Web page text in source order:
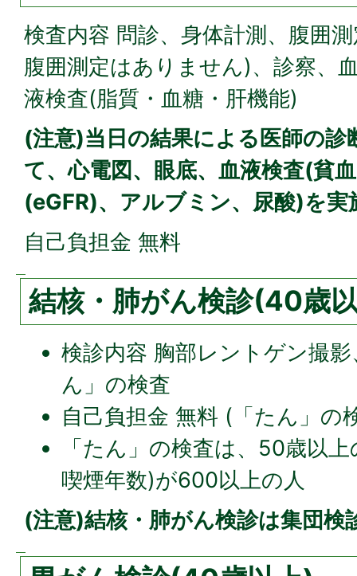
検査内容 問診、身体計測、腹囲
腹囲測定はありません)、診察、
液検査(脂質・血糖・肝機能)
(注意)当日の結果による医師の診
て、心電図、眼底、血液検査(貧
(eGFR)、アルブミン、尿酸)を実
自己負担金 無料
結核・肺がん検診(40歳
検診内容 胸部レントゲン撮
ん」の検査
自己負担金 無料 (「たん」の
「たん」の検査は、50歳以
喫煙年数)が600以上の人
(注意)結核・肺がん検診は集団検